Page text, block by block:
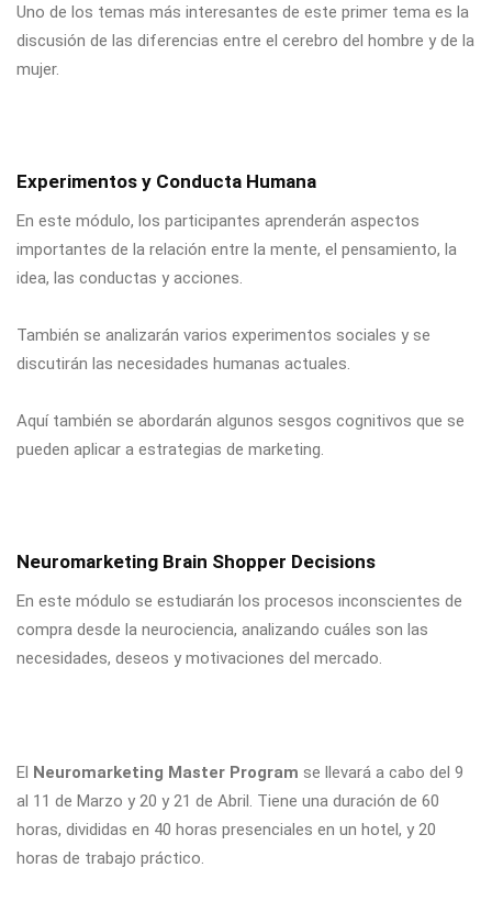
Uno de los temas más interesantes de este primer tema es la
discusión de las diferencias entre el cerebro del hombre y de la
mujer.
Experimentos y Conducta Humana
En este módulo, los participantes aprenderán aspectos
importantes de la relación entre la mente, el pensamiento, la
idea, las conductas y acciones.
También se analizarán varios experimentos sociales y se
discutirán las necesidades humanas actuales.
Aquí también se abordarán algunos sesgos cognitivos que se
pueden aplicar a estrategias de marketing.
Neuromarketing Brain Shopper Decisions
En este módulo se estudiarán los procesos inconscientes de
compra desde la neurociencia, analizando cuáles son las
necesidades, deseos y motivaciones del mercado.
El Neuromarketing Master Program se llevará a cabo del 9
al 11 de Marzo y 20 y 21 de Abril. Tiene una duración de 60
horas, divididas en 40 horas presenciales en un hotel, y 20
horas de trabajo práctico.